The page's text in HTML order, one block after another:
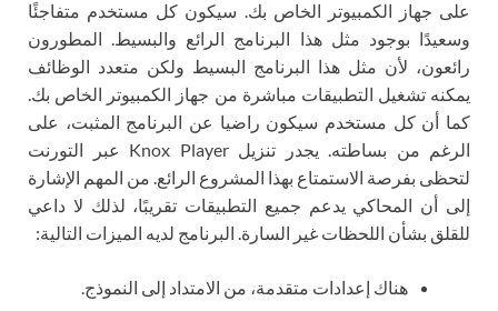
على جهاز الكمبيوتر الخاص بك. سيكون كل مستخدم متفاجئًا
وسعيدًا بوجود مثل هذا البرنامج الرائع والبسيط. المطورون
رائعون، لأن مثل هذا البرنامج البسيط ولكن متعدد الوظائف
يمكنه تشغيل التطبيقات مباشرة من جهاز الكمبيوتر الخاص بك.
كما أن كل مستخدم سيكون راضيا عن البرنامج المثبت، على
الرغم من بساطته. يجدر تنزيل Knox Player عبر التورنت
لتحظى بفرصة الاستمتاع بهذا المشروع الرائع. من المهم الإشارة
إلى أن المحاكي يدعم جميع التطبيقات تقريبًا، لذلك لا داعي
للقلق بشأن اللحظات غير السارة. البرنامج لديه الميزات التالية:
هناك إعدادات متقدمة، من الامتداد إلى النموذج.